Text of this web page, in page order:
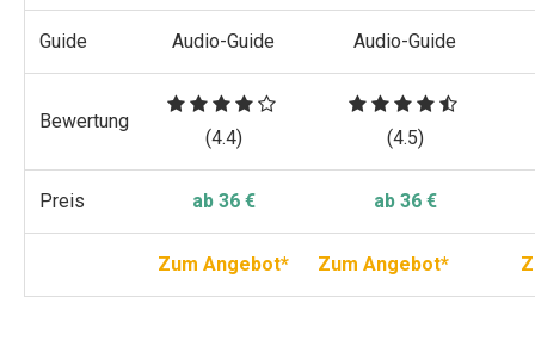
Guide Audio-Guide Audio-Guide
Bewertung
(4.4) (4.5)
Preis ab 36 € ab 36 €
Zum Angebot* Zum Angebot*